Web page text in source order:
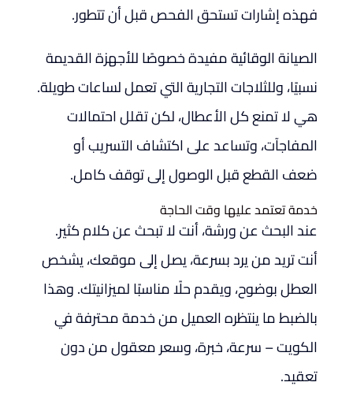
فهذه إشارات تستحق الفحص قبل أن تتطور.
الصيانة الوقائية مفيدة خصوصًا للأجهزة القديمة
نسبيًا، وللثلاجات التجارية التي تعمل لساعات طويلة.
هي لا تمنع كل الأعطال، لكن تقلل احتمالات
المفاجآت، وتساعد على اكتشاف التسريب أو
ضعف القطع قبل الوصول إلى توقف كامل.
خدمة تعتمد عليها وقت الحاجة
عند البحث عن ورشة، أنت لا تبحث عن كلام كثير.
أنت تريد من يرد بسرعة، يصل إلى موقعك، يشخص
العطل بوضوح، ويقدم حلًا مناسبًا لميزانيتك. وهذا
بالضبط ما ينتظره العميل من خدمة محترفة في
الكويت – سرعة، خبرة، وسعر معقول من دون
تعقيد.